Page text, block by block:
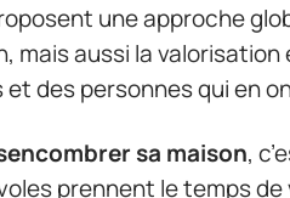
une approche
mais aussi la
des personnes qui en
sa maison,
prennent le temps de